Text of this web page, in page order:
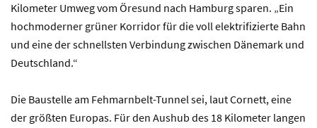
Kilometer Umweg vom Öresund nach Hamburg sparen. „Ein
hochmoderner grüner Korridor für die voll elektrifizierte Bahn
und eine der schnellsten Verbindung zwischen Dänemark und
Deutschland.“
Die Baustelle am Fehmarnbelt-Tunnel sei, laut Cornett, eine
der größten Europas. Für den Aushub des 18 Kilometer langen